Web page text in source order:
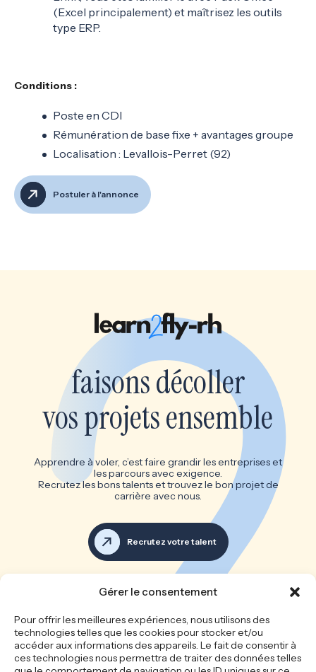
Gérer le consentement
Pour offrir les meilleures expériences, nous utilisons des
technologies telles que les cookies pour stocker et/ou
accéder aux informations des appareils. Le fait de consentir à
ces technologies nous permettra de traiter des données telles
(Excel principalement) et maîtrisez les outils
type ERP.
Conditions :
Poste en CDI
Rémunération de base fixe + avantages groupe
Localisation : Levallois-Perret (92)
Postuler à l'annonce
faisons décoller
vos projets ensemble
Apprendre à voler, c’est faire grandir les entreprises et
les parcours avec exigence.
Recrutez les bons talents et trouvez le bon projet de
carrière avec nous.
Recrutez votre talent
Les bonnes équipes font les
grandes entreprises